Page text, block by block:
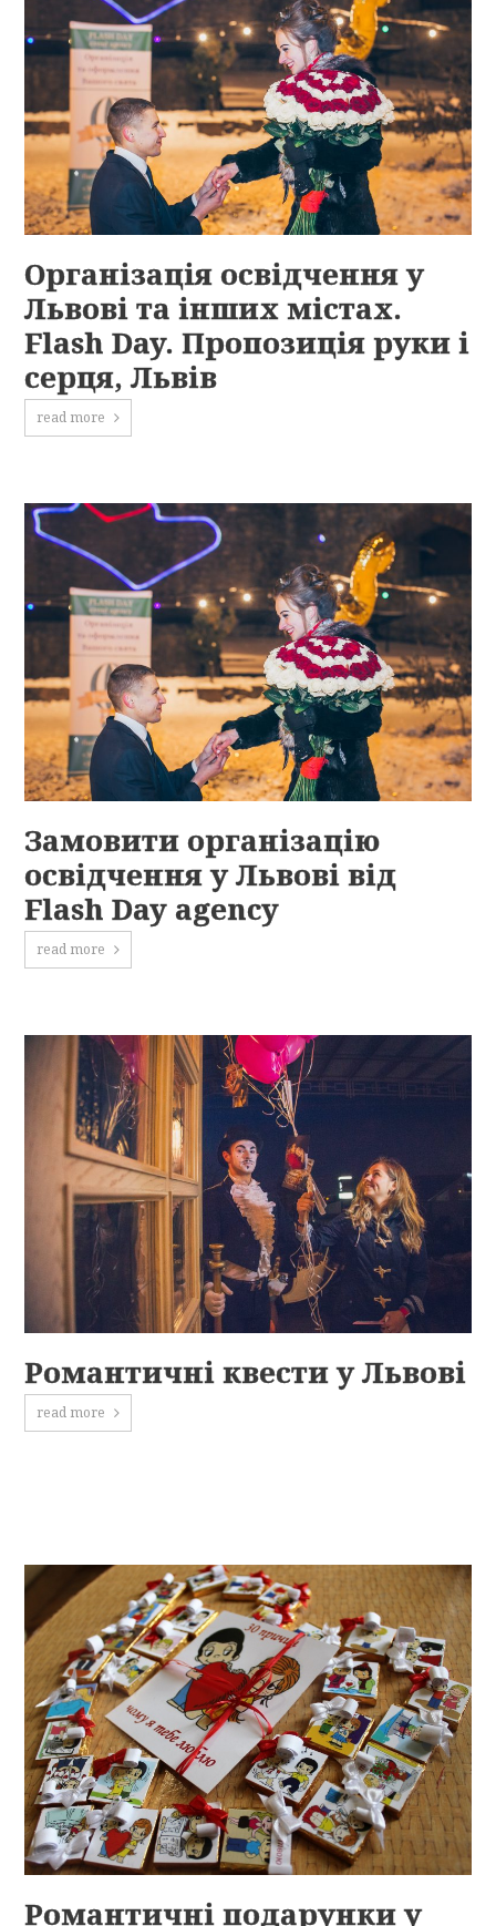
Організація освідчення у
Львові та інших містах.
Flash Day. Пропозиція руки і
серця, Львів
read more
Замовити організацію
освідчення у Львові від
Flash Day agency
read more
Романтичні квести у Львові
read more
Романтичні подарунки у